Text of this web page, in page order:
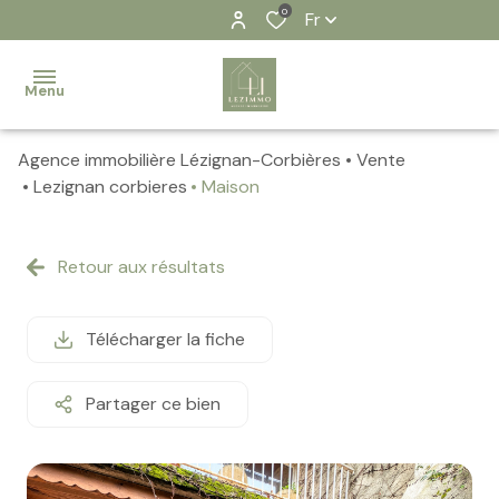
0 Fr
Menu
Accueil
biens
Notre
équipe
actualités
Agence immobilière Lézignan-Corbières
Vente
Lezignan corbieres
Maison
Retour aux résultats
Télécharger la fiche
Partager ce bien